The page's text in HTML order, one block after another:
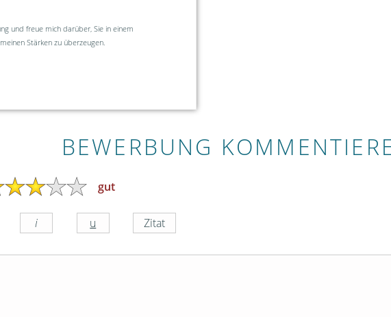
und freue mich darüber, Sie in einem
Stärken zu überzeugen.
BEWERBUNG
gut